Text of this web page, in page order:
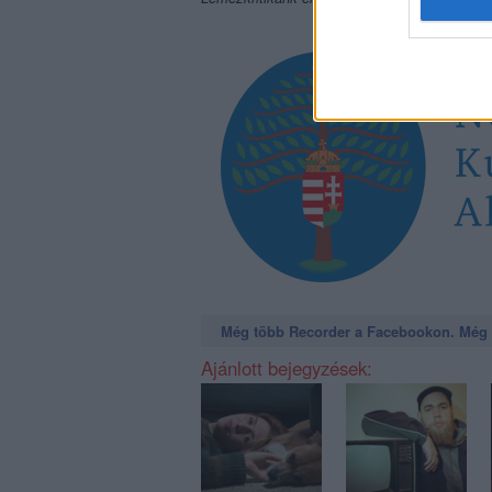
Még több Recorder a Facebookon.
Ajánlott bejegyzések: